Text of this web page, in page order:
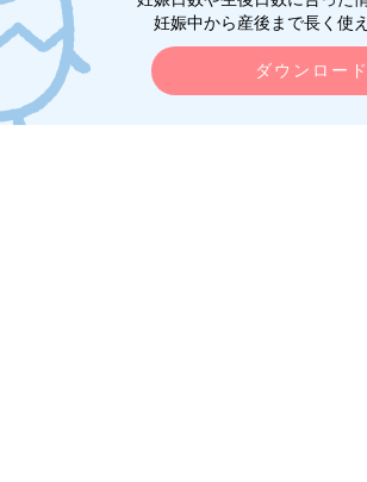
妊娠中から産後まで長く使
ダウンロード